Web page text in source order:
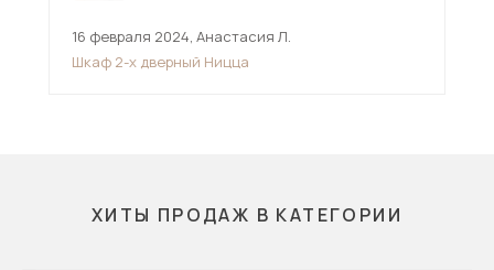
16 февраля 2024, Анастасия Л.
Шкаф 2-х дверный Ницца
ХИТЫ ПРОДАЖ В КАТЕГОРИИ